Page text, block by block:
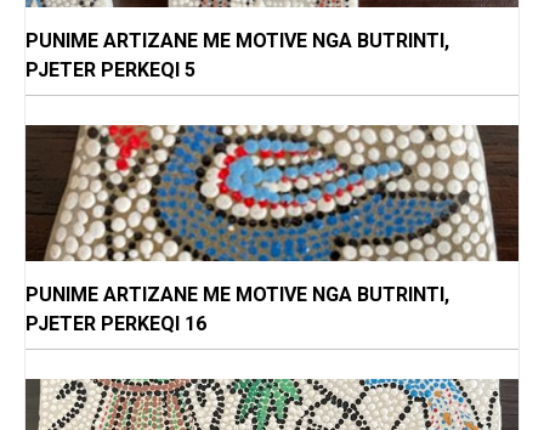
PUNIME ARTIZANE ME MOTIVE NGA BUTRINTI,
PJETER PERKEQI 5
PUNIME ARTIZANE ME MOTIVE NGA BUTRINTI,
PJETER PERKEQI 16